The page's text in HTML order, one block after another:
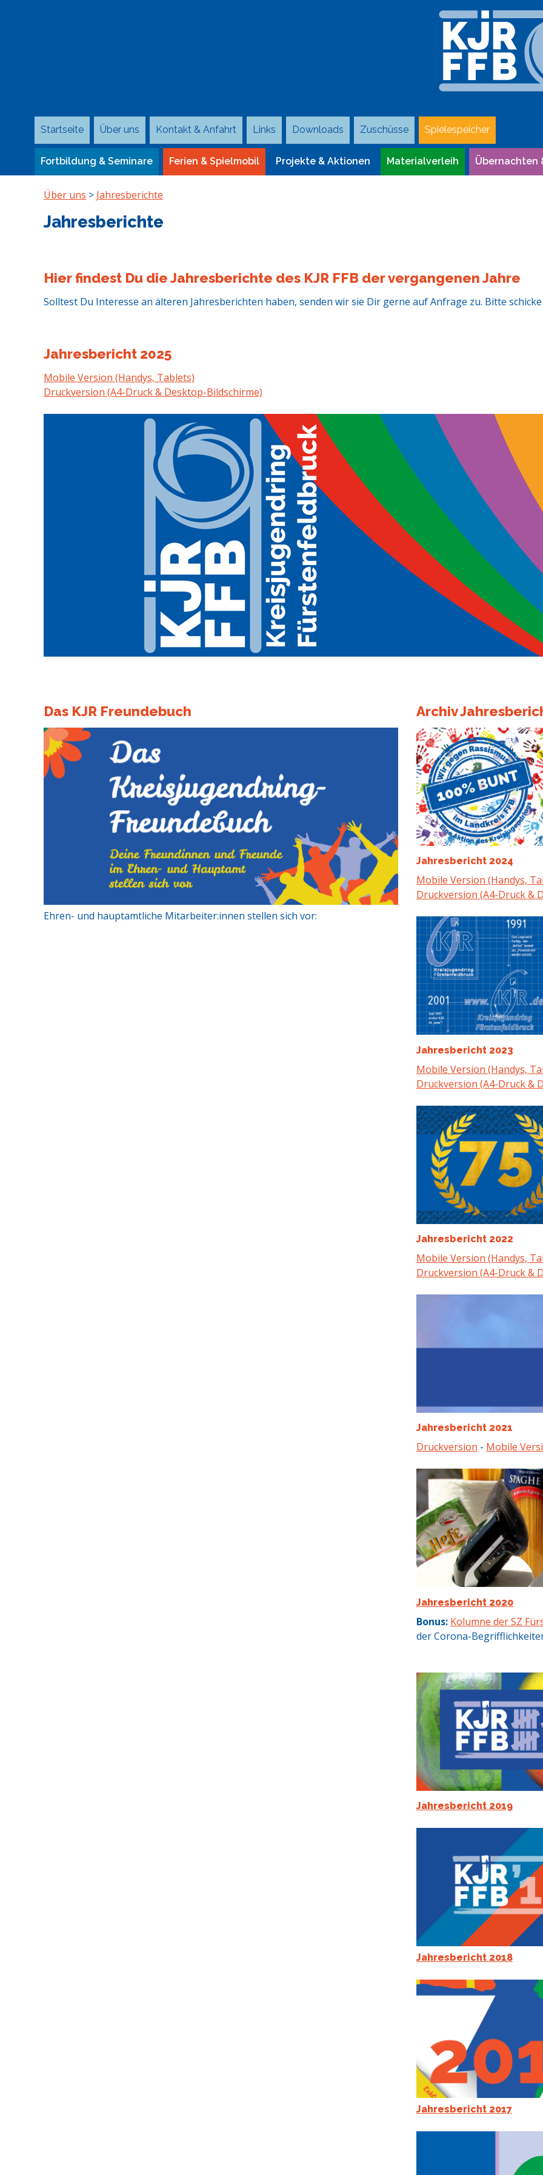
Startseite Über uns Kontakt & Anfahrt Links Downloads Zuschüsse Spielespeicher
Fortbildung & Seminare Ferien & Spielmobil Projekte & Aktionen Materialverleih Übernachten
Über uns > Jahresberichte
Jahresberichte
Hier findest Du die Jahresberichte des KJR FFB der vergangenen Jahre
Solltest Du Interesse an älteren Jahresberichten haben, senden wir sie Dir gerne auf Anfrage zu. Bitte
Jahresbericht 2025
Mobile Version (Handys, Tablets)
Druckversion (A4-Druck & Desktop-Bildschirme)
Das KJR Freundebuch
Ehren- und hauptamtliche Mitarbeiter:innen stellen sich vor:
Archiv
Jahresbericht 2024
Mobile Version (Handys,
Druckversion (A4-Druck &
Jahresbericht 2023
Mobile Version (Handys,
Druckversion (A4-Druck &
Jahresbericht 2022
Mobile Version (Handys,
Druckversion (A4-Druck &
Jahresbericht 2021
Druckversion - Mobile
Jahresbericht 2020
Bonus: Kolumne der SZ
der Corona-
Jahresbericht 2019
Jahresbericht 2018
Jahresbericht 2017